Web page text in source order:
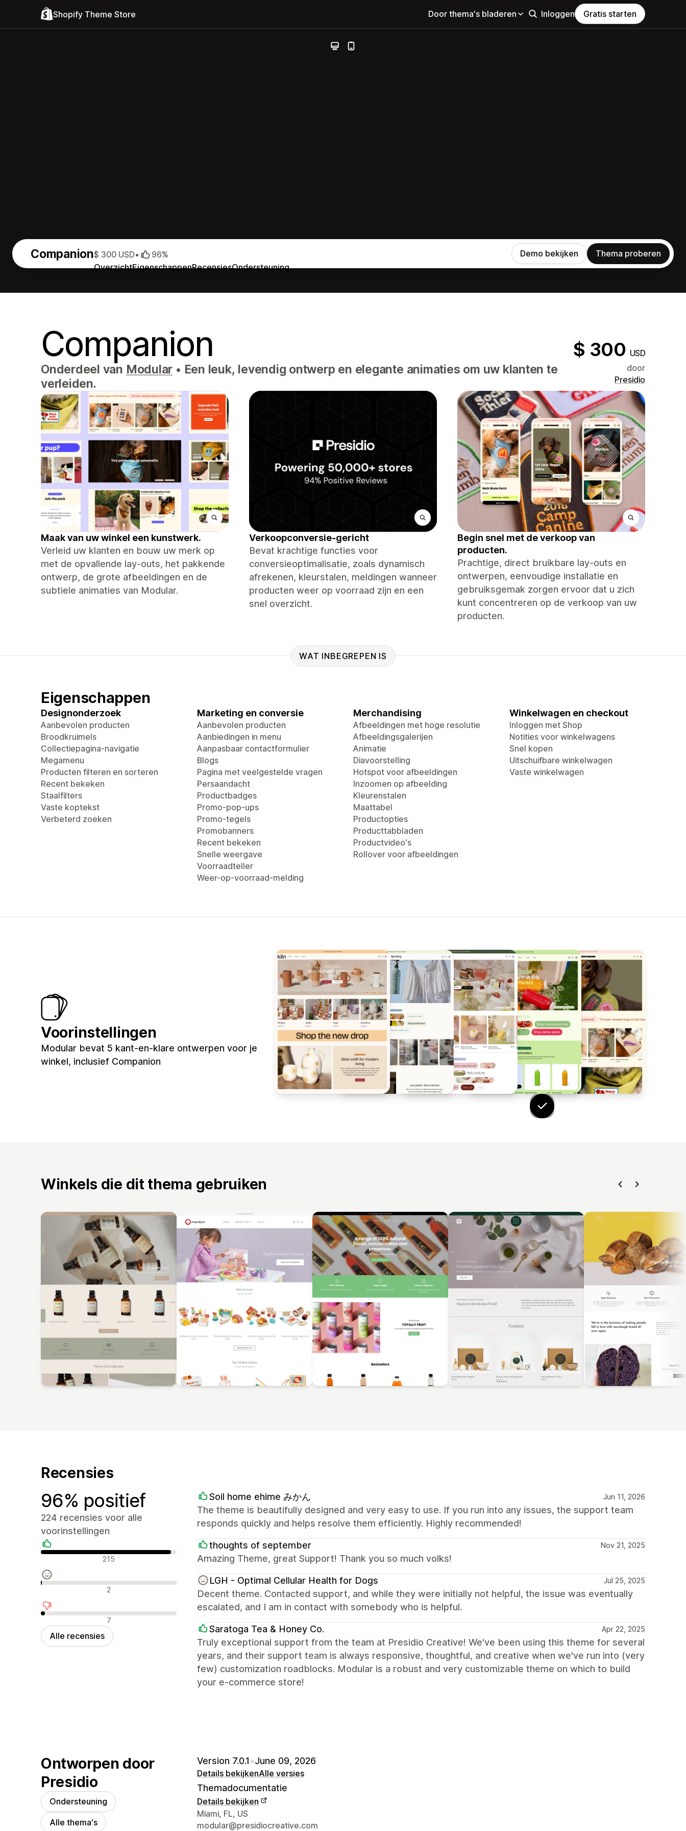
Shopify Theme Store Door thema's bladeren Inloggen Gratis starten
Companion
OverzichtEigenschappenRecensiesOndersteuning
$ 300 USD• 96% Demo bekijken Thema proberen
Companion $ 300 USD
Onderdeel van Modular • Een leuk, levendig ontwerp en elegante animaties om uw klanten te
verleiden.
door
Presidio
Maak van uw winkel een kunstwerk.
Verleid uw klanten en bouw uw merk op
met de opvallende lay-outs, het pakkende
ontwerp, de grote afbeeldingen en de
subtiele animaties van Modular.
Verkoopconversie-gericht
Bevat krachtige functies voor
conversieoptimalisatie, zoals dynamisch
afrekenen, kleurstalen, meldingen wanneer
producten weer op voorraad zijn en een
snel overzicht.
Begin snel met de verkoop van
producten.
Prachtige, direct bruikbare lay-outs en
ontwerpen, eenvoudige installatie en
gebruiksgemak zorgen ervoor dat u zich
kunt concentreren op de verkoop van uw
producten.
WAT INBEGREPEN IS
Eigenschappen
Designonderzoek
Aanbevolen producten
Broodkruimels
Collectiepagina-navigatie
Megamenu
Producten filteren en sorteren
Recent bekeken
Staalfilters
Vaste koptekst
Verbeterd zoeken
Marketing en conversie
Aanbevolen producten
Aanbiedingen in menu
Aanpasbaar contactformulier
Blogs
Pagina met veelgestelde vragen
Persaandacht
Productbadges
Promo-pop-ups
Promo-tegels
Promobanners
Recent bekeken
Snelle weergave
Voorraadteller
Weer-op-voorraad-melding
Merchandising
Afbeeldingen met hoge resolutie
Afbeeldingsgalerijen
Animatie
Diavoorstelling
Hotspot voor afbeeldingen
Inzoomen op afbeelding
Kleurenstalen
Maattabel
Productopties
Producttabbladen
Productvideo's
Rollover voor afbeeldingen
Winkelwagen en checkout
Inloggen met Shop
Notities voor winkelwagens
Snel kopen
Uitschuifbare winkelwagen
Vaste winkelwagen
Voorinstellingen
Modular bevat 5 kant-en-klare ontwerpen voor je
winkel, inclusief Companion
Winkels die dit thema gebruiken
Recensies
96% positief
224 recensies voor alle
voorinstellingen
Positieve recensies
215
Neutrale recensies2
Negatieve recensies
7
Alle recensies
Soil home ehime みかん Jun 11, 2026
The theme is beautifully designed and very easy to use. If you run into any issues, the support team
responds quickly and helps resolve them efficiently. Highly recommended!
thoughts of september Nov 21, 2025
Amazing Theme, great Support! Thank you so much volks!
LGH - Optimal Cellular Health for Dogs Jul 25, 2025
Decent theme. Contacted support, and while they were initially not helpful, the issue was eventually
escalated, and I am in contact with somebody who is helpful.
Saratoga Tea & Honey Co. Apr 22, 2025
Truly exceptional support from the team at Presidio Creative! We've been using this theme for several
years, and their support team is always responsive, thoughtful, and creative when we've run into (very
few) customization roadblocks. Modular is a robust and very customizable theme on which to build
your e-commerce store!
Ontworpen door
Presidio
Ondersteuning
Alle thema's
Version 7.0.1•June 09, 2026
Details bekijkenAlle versies
Themadocumentatie
Details bekijken
Contactgegevens ontwerper
Miami, FL, US
modular@presidiocreative.com